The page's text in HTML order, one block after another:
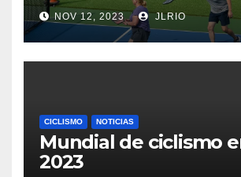
NOV 12, 2023 JLRIO
CICLISMO NOTICIAS
Mundial de ciclismo
2023